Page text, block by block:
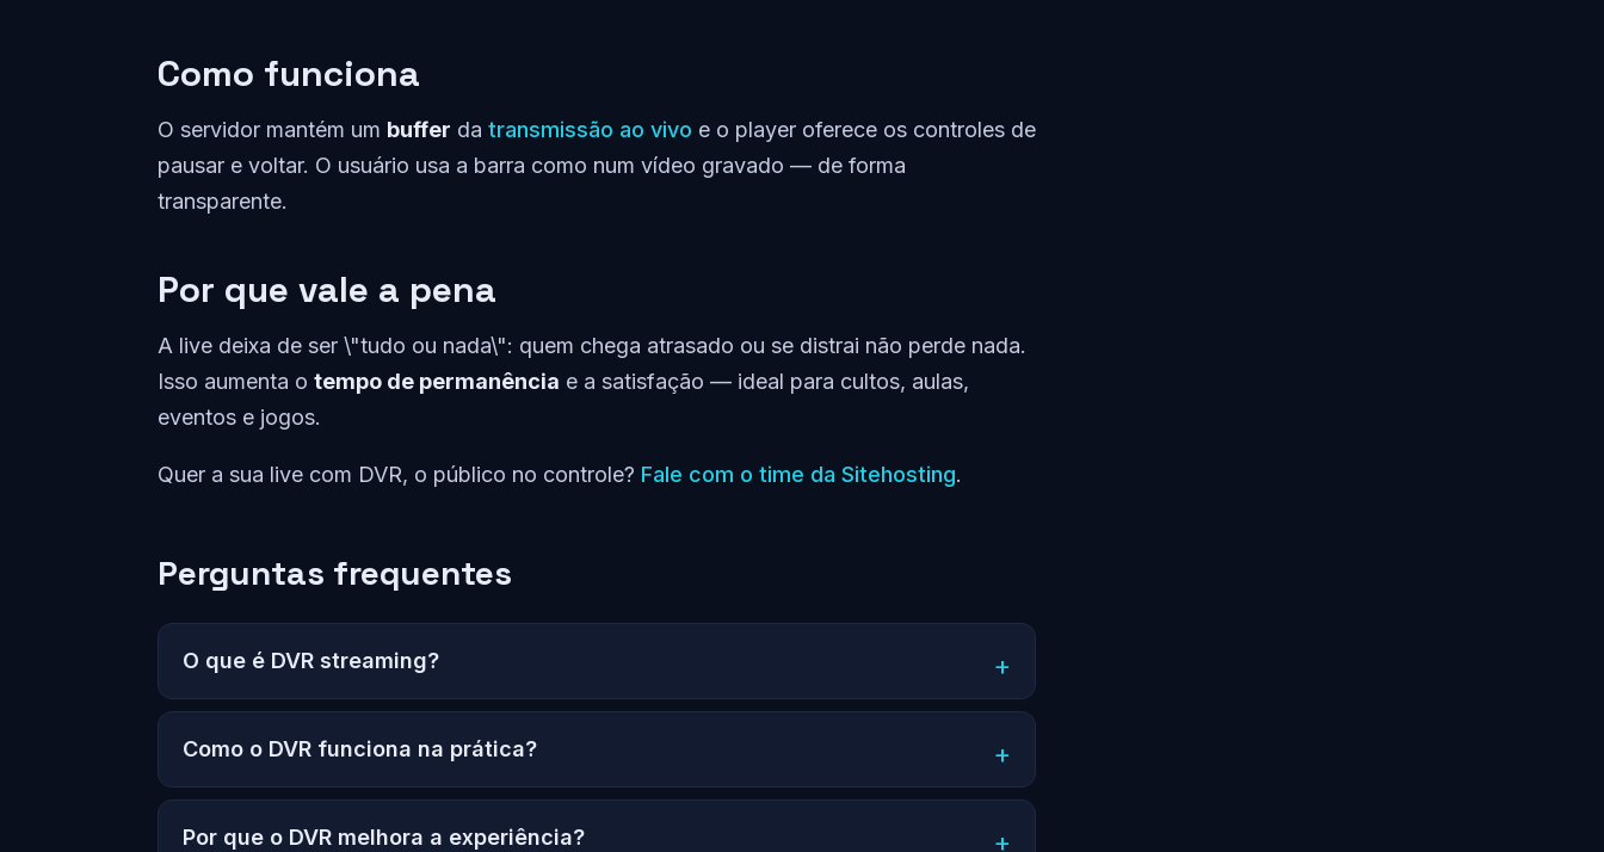
Como funciona
O servidor mantém um buffer da transmissão ao vivo e o player oferece os controles de
pausar e voltar. O usuário usa a barra como num vídeo gravado — de forma
transparente.
Por que vale a pena
A live deixa de ser \"tudo ou nada\": quem chega atrasado ou se distrai não perde nada.
Isso aumenta o tempo de permanência e a satisfação — ideal para cultos, aulas,
eventos e jogos.
Quer a sua live com DVR, o público no controle? Fale com o time da Sitehosting.
Perguntas frequentes
O que é DVR streaming?
Como o DVR funciona na prática?
Por que o DVR melhora a experiência?